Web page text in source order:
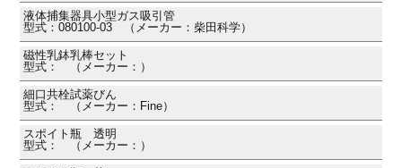
液体捕集器具小型ガス吸引管
型式：080100-03 （メーカー：柴田科学）
磁性乳鉢乳棒セット
型式： （メーカー：）
細口共栓試薬びん
型式： （メーカー：Fine）
スポイト瓶 透明
型式： （メーカー：）